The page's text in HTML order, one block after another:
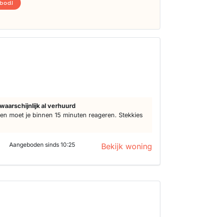
al verhuurd
moet je binnen 15 minuten reageren. Stekkies
Aangeboden sinds 10:25 Bekijk woning